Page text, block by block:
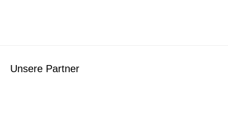
Unsere Partner